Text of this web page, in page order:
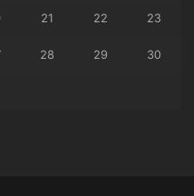
21 22 23
28 29 30